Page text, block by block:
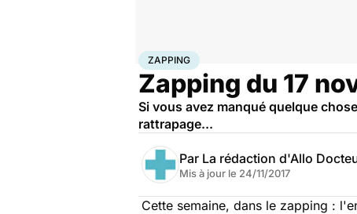
AccueilSantéZapping
ZAPPING
Zapping du 17
Si vous avez manqué quelque
rattrapage...
Par La rédaction d'Allo
Mis à jour le 24/11/2017
Cette semaine, dans le zapping :